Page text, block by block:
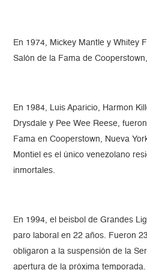
En 1974, Mickey Mantle y Whitey
Salón de la Fama de
En 1984, Luis Aparicio, Harmon
Drysdale y Pee Wee Reese,
Fama en Cooperstown, Nueva
Montiel es el único venezolano
inmortales.
En 1994, el beisbol de Grandes
paro laboral en 22 años. Fueron
obligaron a la suspensión de la
apertura de la próxima temporada.